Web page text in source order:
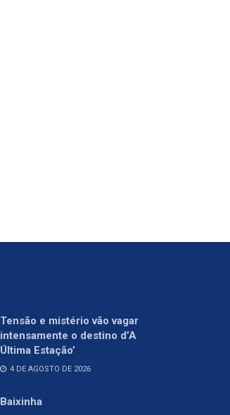
Tensão e mistério vão vagar
intensamente o destino d’A
Última Estação’
4 DE AGOSTO DE 2026
Baixinha